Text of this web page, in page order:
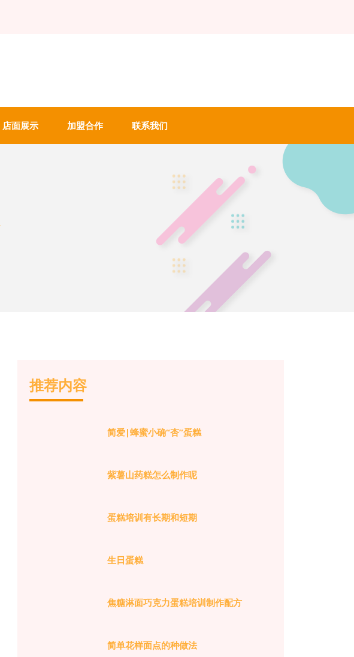
店面展示 加盟合作 联系我们
推荐内容
简爱|蜂蜜小确“杏”蛋糕
紫薯山药糕怎么制作呢
蛋糕培训有长期和短期
生日蛋糕
焦糖淋面巧克力蛋糕培训制作配方
简单花样面点的种做法